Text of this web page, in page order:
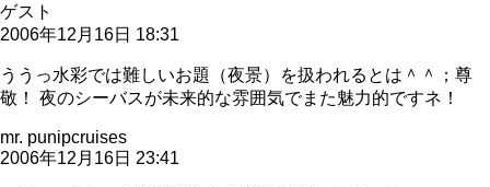
ゲスト
2006年12月16日 18:31
ううっ水彩では難しいお題（夜景）を扱われるとは＾＾；尊
敬！ 夜のシーバスが未来的な雰囲気でまた魅力的ですネ！
mr. punipcruises
2006年12月16日 23:41